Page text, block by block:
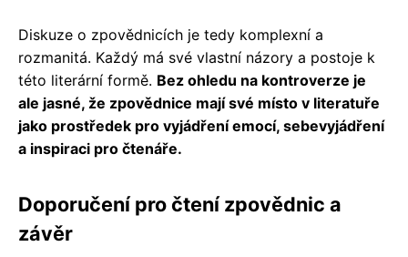
Diskuze o zpovědnicích je tedy komplexní a
rozmanitá. Každý má své vlastní názory a postoje k
této literární formě. Bez ohledu na kontroverze je
ale jasné, že zpovědnice mají své místo v literatuře
jako prostředek pro vyjádření emocí, sebevyjádření
a inspiraci pro čtenáře.
Doporučení pro čtení zpovědnic a
závěr